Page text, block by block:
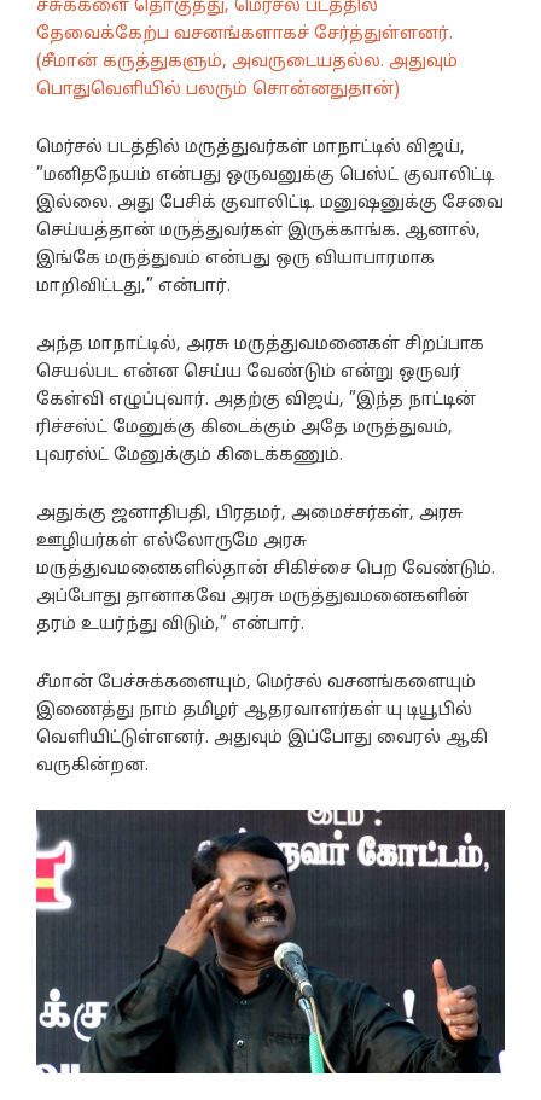
ச்சுக்களை தொகுத்து, மெர்சல் படத்தில்
தேவைக்கேற்ப வசனங்களாகச் சேர்த்துள்ளனர்.
(சீமான் கருத்துகளும், அவருடையதல்ல. அதுவும்
பொதுவெளியில் பலரும் சொன்னதுதான்)
மெர்சல் படத்தில் மருத்துவர்கள் மாநாட்டில் விஜய்,
”மனிதநேயம் என்பது ஒருவனுக்கு பெஸ்ட் குவாலிட்டி
இல்லை. அது பேசிக் குவாலிட்டி. மனுஷனுக்கு சேவை
செய்யத்தான் மருத்துவர்கள் இருக்காங்க. ஆனால்,
இங்கே மருத்துவம் என்பது ஒரு வியாபாரமாக
மாறிவிட்டது,” என்பார்.
அந்த மாநாட்டில், அரசு மருத்துவமனைகள் சிறப்பாக
செயல்பட என்ன செய்ய வேண்டும் என்று ஒருவர்
கேள்வி எழுப்புவார். அதற்கு விஜய், ”இந்த நாட்டின்
ரிச்சஸ்ட் மேனுக்கு கிடைக்கும் அதே மருத்துவம்,
புவரஸ்ட் மேனுக்கும் கிடைக்கணும்.
அதுக்கு ஜனாதிபதி, பிரதமர், அமைச்சர்கள், அரசு
ஊழியர்கள் எல்லோருமே அரசு
மருத்துவமனைகளில்தான் சிகிச்சை பெற வேண்டும்.
அப்போது தானாகவே அரசு மருத்துவமனைகளின்
தரம் உயர்ந்து விடும்,” என்பார்.
சீமான் பேச்சுக்களையும், மெர்சல் வசனங்களையும்
இணைத்து நாம் தமிழர் ஆதரவாளர்கள் யு டியூபில்
வெளியிட்டுள்ளனர். அதுவும் இப்போது வைரல் ஆகி
வருகின்றன.